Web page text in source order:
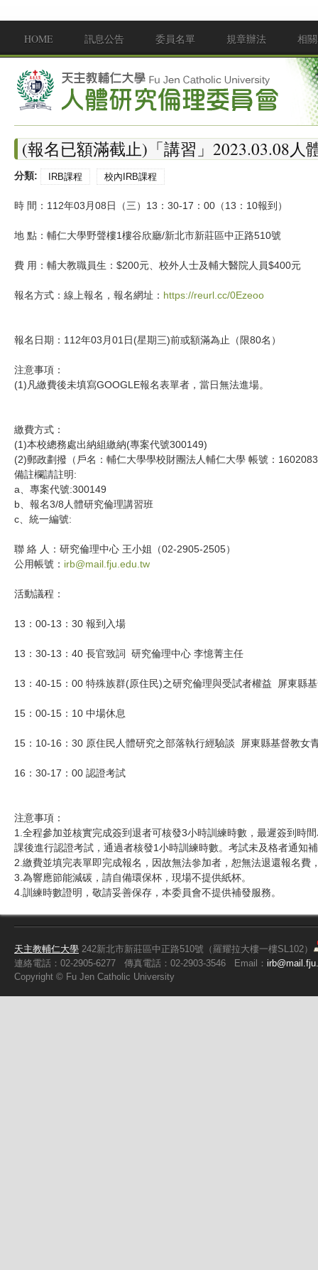
Main menu
HOME 訊息公告 委員名單 規章辦法 相
(報名已額滿截止)「講習」2023.03.08人
分類: IRB課程 校內IRB課程
時 間：112年03月08日（三）13：30-17：00（13：10報到）
地 點：輔仁大學野聲樓1樓谷欣廳/新北市新莊區中正路510號
費 用：輔大教職員生：$200元、校外人士及輔大醫院人員$400元
報名方式：線上報名，報名網址： https://reurl.cc/0Ezeoo
報名日期：112年03月01日(星期三)前或額滿為止（限80名）
注意事項：
(1)凡繳費後未填寫GOOGLE報名表單者，當日無法進場。
繳費方式：
(1)本校總務處出納組繳納(專案代號300149)
(2)郵政劃撥（戶名：輔仁大學學校財團法人輔仁大學 帳號：
備註欄請註明:
a、專案代號:300149
b、報名3/8人體研究倫理講習班
c、統一編號:
聯 絡 人：研究倫理中心 王小姐（02-2905-2505）
公用帳號： irb@mail.fju.edu.tw
活動議程：
13：00-13：30 報到入場
13：30-13：40 長官致詞 研究倫理中心 李憶菁主任
13：40-15：00 特殊族群(原住民)之研究倫理與受試者權益 屏東縣
15：00-15：10 中場休息
15：10-16：30 原住民人體研究之部落執行經驗談 屏東縣基督教女
16：30-17：00 認證考試
注意事項：
1.全程參加並核實完成簽到退者可核發3小時訓練時數，最遲簽到時
課後進行認證考試，通過者核發1小時訓練時數。考試未及格者通知
2.繳費並填完表單即完成報名，因故無法參加者，恕無法退還報名
3.為響應節能減碳，請自備環保杯，現場不提供紙杯。
4.訓練時數證明，敬請妥善保存，本委員會不提供補發服務。
天主教輔仁大學 242新北市新莊區中正路510號（羅耀拉大樓一樓SL102）
連絡電話：02-2905-6277
傳真電話：02-2903-3546 Email：
Copyright © Fu Jen Catholic University